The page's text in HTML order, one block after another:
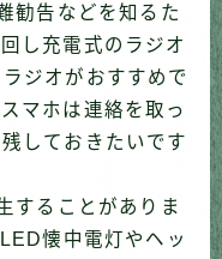
勧告などを知るた
し充電式のラジオ
ジオがおすすめで
マホは連絡を取っ
しておきたいです
することがありま
懐中電灯やヘッ